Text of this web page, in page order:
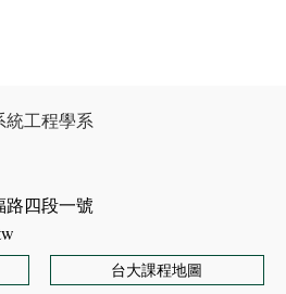
統工程學系
路四段一號
台大課程地圖